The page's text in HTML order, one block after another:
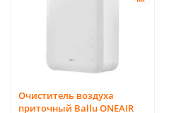
Очиститель воздуха
приточный Ballu ONEAIR